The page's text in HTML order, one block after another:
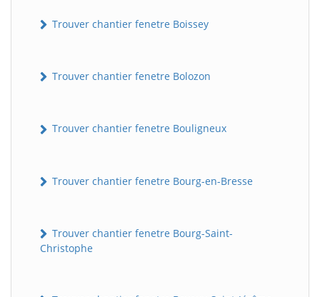
Trouver chantier fenetre Boissey
Trouver chantier fenetre Bolozon
Trouver chantier fenetre Bouligneux
Trouver chantier fenetre Bourg-en-Bresse
Trouver chantier fenetre Bourg-Saint-
Christophe